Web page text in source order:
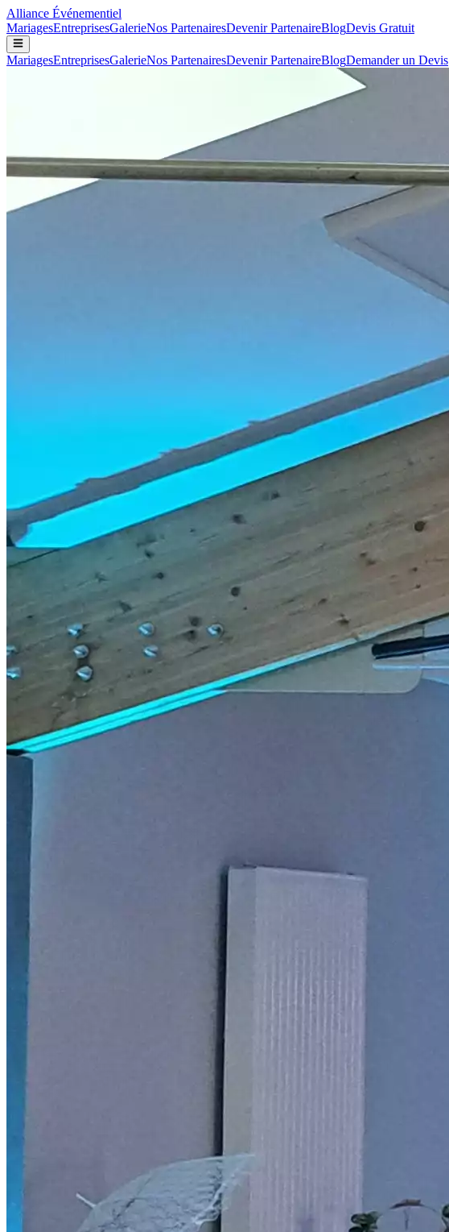
Alliance Événementiel
MariagesEntreprisesGalerieNos PartenairesDevenir PartenaireBlogDevis Gratuit
MariagesEntreprisesGalerieNos PartenairesDevenir PartenaireBlogDemander un Devis